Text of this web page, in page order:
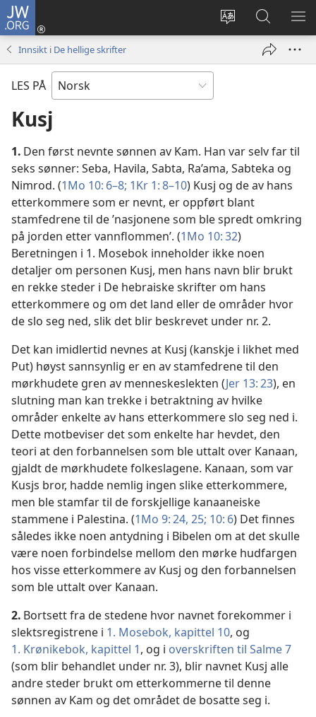
JW.ORG
Endre
Logg
inn
vindu)
Søk
på
JW.ORG
VIS
Innsikt i De hellige skrifter
LES PÅ
Kusj
1. Den først nevnte sønnen av Kam. Han var selv far til
seks sønner: Seba, Havila, Sabta, Ra’ama, Sabteka og
Nimrod. (1Mo 10: 6–8; 1Kr 1: 8–10) Kusj og de av hans
etterkommere som er nevnt, er oppført blant
stamfedrene til de ’nasjonene som ble spredt omkring
på jorden etter vannflommen’. (1Mo 10: 32)
Beretningen i 1. Mosebok inneholder ikke noen
detaljer om personen Kusj, men hans navn blir brukt
en rekke steder i De hebraiske skrifter om hans
etterkommere og om det land eller de områder hvor
de slo seg ned, slik det blir beskrevet under nr. 2.
Det kan imidlertid nevnes at Kusj (kanskje i likhet med
Put) høyst sannsynlig er en av stamfedrene til den
mørkhudete gren av menneskeslekten (Jer 13: 23), en
slutning man kan trekke i betraktning av hvilke
områder enkelte av hans etterkommere slo seg ned i.
Dette motbeviser det som enkelte har hevdet, den
teori at den forbannelsen som ble uttalt over Kanaan,
gjaldt de mørkhudete folkeslagene. Kanaan, som var
Kusjs bror, hadde nemlig ingen slike etterkommere,
men ble stamfar til de forskjellige kanaaneiske
stammene i Palestina. (1Mo 9: 24, 25; 10: 6) Det finnes
således ikke noen antydning i Bibelen om at det skulle
være noen forbindelse mellom den mørke hudfargen
hos visse etterkommere av Kusj og den forbannelsen
som ble uttalt over Kanaan.
2. Bortsett fra de stedene hvor navnet forekommer i
slektsregistrene i 1. Mosebok, kapittel 10, og
1. Krønikebok, kapittel 1, og i overskriften til Salme 7
(som blir behandlet under nr. 3), blir navnet Kusj alle
andre steder brukt om etterkommerne til denne
sønnen av Kam og det området de bosatte seg i.